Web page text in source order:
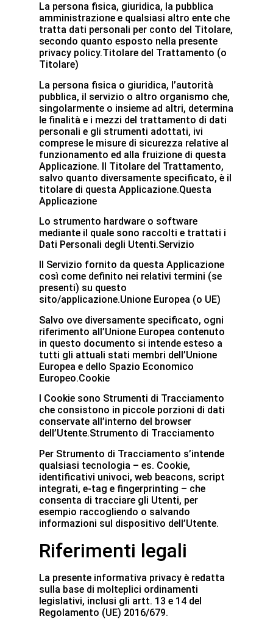
La persona fisica, giuridica, la pubblica
amministrazione e qualsiasi altro ente che
tratta dati personali per conto del Titolare,
secondo quanto esposto nella presente
privacy policy.Titolare del Trattamento (o
Titolare)
La persona fisica o giuridica, l’autorità
pubblica, il servizio o altro organismo che,
singolarmente o insieme ad altri, determina
le finalità e i mezzi del trattamento di dati
personali e gli strumenti adottati, ivi
comprese le misure di sicurezza relative al
funzionamento ed alla fruizione di questa
Applicazione. Il Titolare del Trattamento,
salvo quanto diversamente specificato, è il
titolare di questa Applicazione.Questa
Applicazione
Lo strumento hardware o software
mediante il quale sono raccolti e trattati i
Dati Personali degli Utenti.Servizio
Il Servizio fornito da questa Applicazione
così come definito nei relativi termini (se
presenti) su questo
sito/applicazione.Unione Europea (o UE)
Salvo ove diversamente specificato, ogni
riferimento all’Unione Europea contenuto
in questo documento si intende esteso a
tutti gli attuali stati membri dell’Unione
Europea e dello Spazio Economico
Europeo.Cookie
I Cookie sono Strumenti di Tracciamento
che consistono in piccole porzioni di dati
conservate all’interno del browser
dell’Utente.Strumento di Tracciamento
Per Strumento di Tracciamento s’intende
qualsiasi tecnologia – es. Cookie,
identificativi univoci, web beacons, script
integrati, e-tag e fingerprinting – che
consenta di tracciare gli Utenti, per
esempio raccogliendo o salvando
informazioni sul dispositivo dell’Utente.
Riferimenti legali
La presente informativa privacy è redatta
sulla base di molteplici ordinamenti
legislativi, inclusi gli artt. 13 e 14 del
Regolamento (UE) 2016/679.